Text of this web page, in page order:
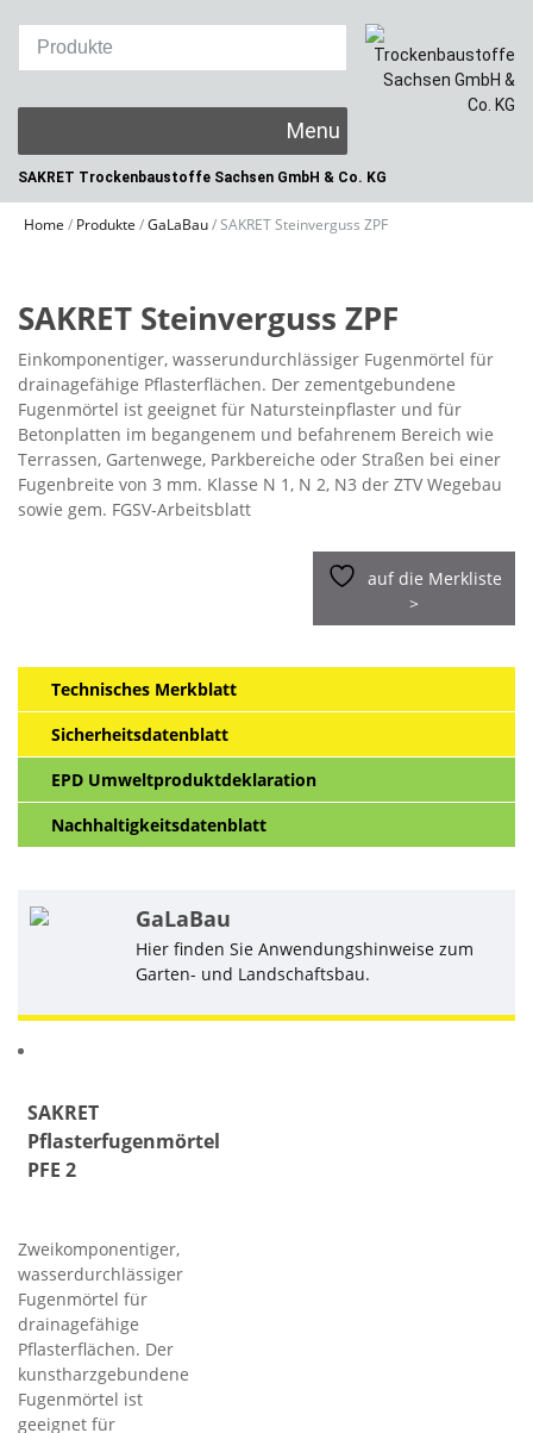
SAKRET Trockenbaustoffe Sachsen GmbH & Co. KG
content
Home / Produkte /GaLaBau/SAKRET Steinverguss ZPF
SAKRET Steinverguss ZPF
Einkomponentiger, wasserundurchlässiger Fugenmörtel für
drainagefähige Pflasterflächen. Der zementgebundene
Fugenmörtel ist geeignet für Natursteinpflaster und für
Betonplatten im begangenem und befahrenem Bereich wie
Terrassen, Gartenwege, Parkbereiche oder Straßen bei einer
Fugenbreite von 3 mm. Klasse N 1, N 2, N3 der ZTV Wegebau
sowie gem. FGSV-Arbeitsblatt
auf die Merkliste
>
Technisches Merkblatt
Sicherheitsdatenblatt
EPD Umweltproduktdeklaration
Nachhaltigkeitsdatenblatt
GaLaBau
Hier finden Sie Anwendungshinweise zum
Garten- und Landschaftsbau.
SAKRET
Pflasterfugenmörtel
PFE 2
Zweikomponentiger,
wasserdurchlässiger
Fugenmörtel für
drainagefähige
Pflasterflächen. Der
kunstharzgebundene
Fugenmörtel ist
geeignet für